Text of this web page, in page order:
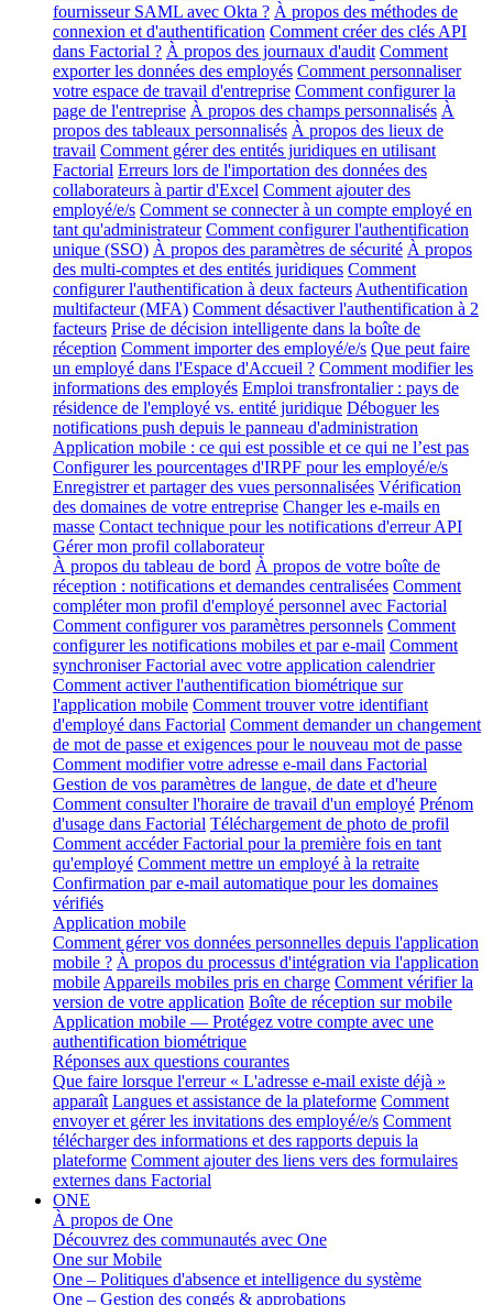
fournisseur SAML avec Okta ? À propos des méthodes de
connexion et d'authentification Comment créer des clés API
dans Factorial ? À propos des journaux d'audit Comment
exporter les données des employés Comment personnaliser
votre espace de travail d'entreprise Comment configurer la
page de l'entreprise À propos des champs personnalisés À
propos des tableaux personnalisés À propos des lieux de
travail Comment gérer des entités juridiques en utilisant
Factorial Erreurs lors de l'importation des données des
collaborateurs à partir d'Excel Comment ajouter des
employé/e/s Comment se connecter à un compte employé en
tant qu'administrateur Comment configurer l'authentification
unique (SSO) À propos des paramètres de sécurité À propos
des multi-comptes et des entités juridiques Comment
configurer l'authentification à deux facteurs Authentification
multifacteur (MFA) Comment désactiver l'authentification à 2
facteurs Prise de décision intelligente dans la boîte de
réception Comment importer des employé/e/s Que peut faire
un employé dans l'Espace d'Accueil ? Comment modifier les
informations des employés Emploi transfrontalier : pays de
résidence de l'employé vs. entité juridique Déboguer les
notifications push depuis le panneau d'administration
Application mobile : ce qui est possible et ce qui ne l’est pas
Configurer les pourcentages d'IRPF pour les employé/e/s
Enregistrer et partager des vues personnalisées Vérification
des domaines de votre entreprise Changer les e-mails en
masse Contact technique pour les notifications d'erreur API
Gérer mon profil collaborateur
À propos du tableau de bord À propos de votre boîte de
réception : notifications et demandes centralisées Comment
compléter mon profil d'employé personnel avec Factorial
Comment configurer vos paramètres personnels Comment
configurer les notifications mobiles et par e-mail Comment
synchroniser Factorial avec votre application calendrier
Comment activer l'authentification biométrique sur
l'application mobile Comment trouver votre identifiant
d'employé dans Factorial Comment demander un changement
de mot de passe et exigences pour le nouveau mot de passe
Comment modifier votre adresse e-mail dans Factorial
Gestion de vos paramètres de langue, de date et d'heure
Comment consulter l'horaire de travail d'un employé Prénom
d'usage dans Factorial Téléchargement de photo de profil
Comment accéder Factorial pour la première fois en tant
qu'employé Comment mettre un employé à la retraite
Confirmation par e-mail automatique pour les domaines
vérifiés
Application mobile
Comment gérer vos données personnelles depuis l'application
mobile ? À propos du processus d'intégration via l'application
mobile Appareils mobiles pris en charge Comment vérifier la
version de votre application Boîte de réception sur mobile
Application mobile — Protégez votre compte avec une
authentification biométrique
Réponses aux questions courantes
Que faire lorsque l'erreur « L'adresse e-mail existe déjà »
apparaît Langues et assistance de la plateforme Comment
envoyer et gérer les invitations des employé/e/s Comment
télécharger des informations et des rapports depuis la
plateforme Comment ajouter des liens vers des formulaires
externes dans Factorial
ONE
À propos de One
Découvrez des communautés avec One
One sur Mobile
One – Politiques d'absence et intelligence du système
One – Gestion des congés & approbations